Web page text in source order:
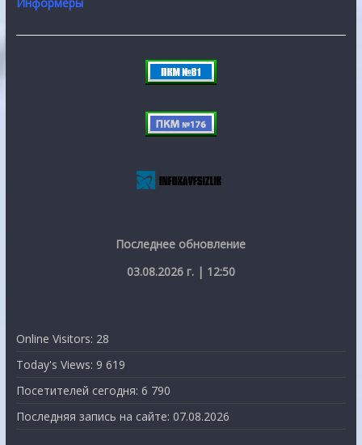
Последнее обновление
03.08.2026 г. | 12:50
Online Visitors: 28
Today's Views: 9 619
Посетителей сегодня: 6 790
Последняя запись на сайте: 07.08.2026